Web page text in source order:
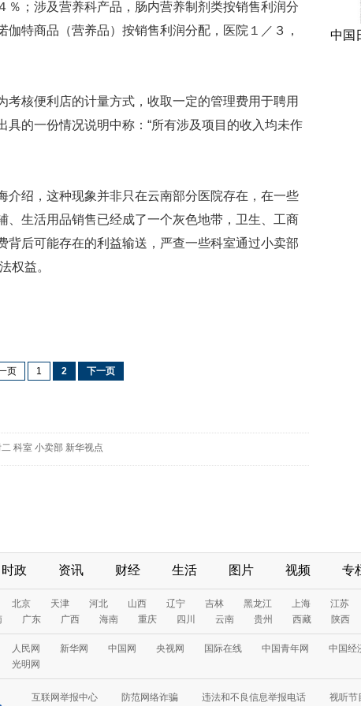
％；涉及营养科产品，肠内营养制剂类按销售利润分
特商品（营养品）按销售利润分配，医院１／３，
核便利店的计量方式，收取一定的管理费用于聘用
具的一份情况说明中称：“所有涉及项目的收入均未作
绍，这种现象并非只在云南部分医院存在，在一些
、生活用品销售已经成了一个灰色地带，卫生、工商
背后可能存在的利益输送，严查一些科室通过小卖部
权益。
页 1 2 下一页
二 科室 小卖部 新华视点
中国
时政 资讯 财经 生活 图片 视频 专
北京 天津 河北 山西 辽宁 吉林 黑龙江 上海
江苏
广东 广西 海南 重庆 四川 云南 贵州 西藏 陕西
人民网 新华网 中国网 央视网 国际在线 中国青年网
中国经
光明网
互联网举报中心 防范网络诈骗 违法和不良信息举报电话 视听节